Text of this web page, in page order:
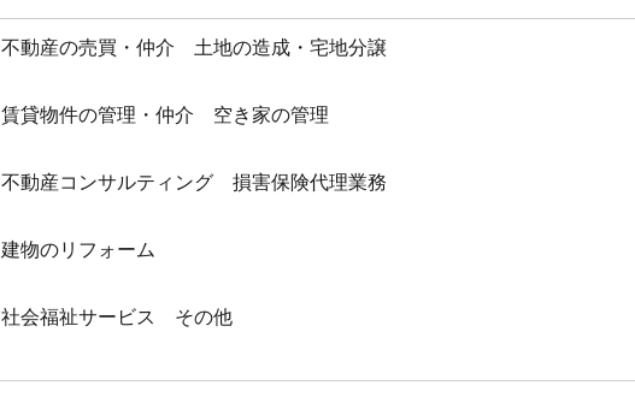
不動産の売買・仲介 土地の造成・宅地分譲
賃貸物件の管理・仲介 空き家の管理
不動産コンサルティング 損害保険代理業務
建物のリフォーム
社会福祉サービス その他